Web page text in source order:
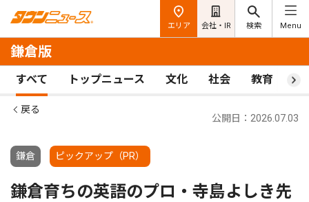
エリア 会社・IR 検索 Menu
鎌倉版
すべて トップニュース 文化 社会 教育 ス
戻る
鎌倉 ピックアップ（PR）
公開日：2026.07.03
鎌倉育ちの英語のプロ・寺島よしき先